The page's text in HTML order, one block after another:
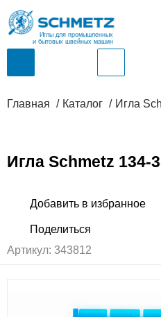
Иглы для промышленных
и бытовых швейных машин
Главная Каталог Игла
Игла Schmetz 134-
Артикул: 343812